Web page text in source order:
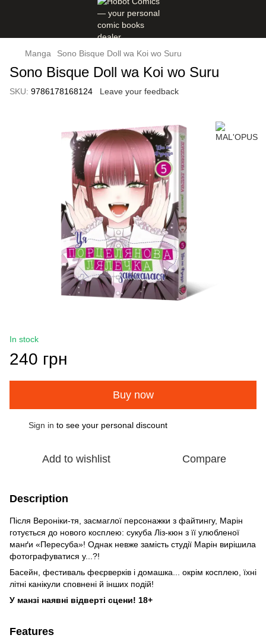
Manga Sono Bisque Doll wa Koi wo Suru
Sono Bisque Doll wa Koi wo Suru
SKU: 9786178168124 Leave your feedback
In stock
240 грн
Buy now
Sign in to see your personal discount
Add to wishlist Compare
Description
Після Вероніки-тя, засмаглої персонажки з файтингу, Марін
готується до нового косплею: сукуба Ліз-кюн з її улюбленої
манґи «Пересуба»! Однак невже замість студії Марін вирішила
фотографуватися у...?!
Басейн, фестиваль феєрверків і домашка... окрім косплею, їхні
літні канікули сповнені й інших подій!
У манзі наявні відверті сцени! 18+
Features